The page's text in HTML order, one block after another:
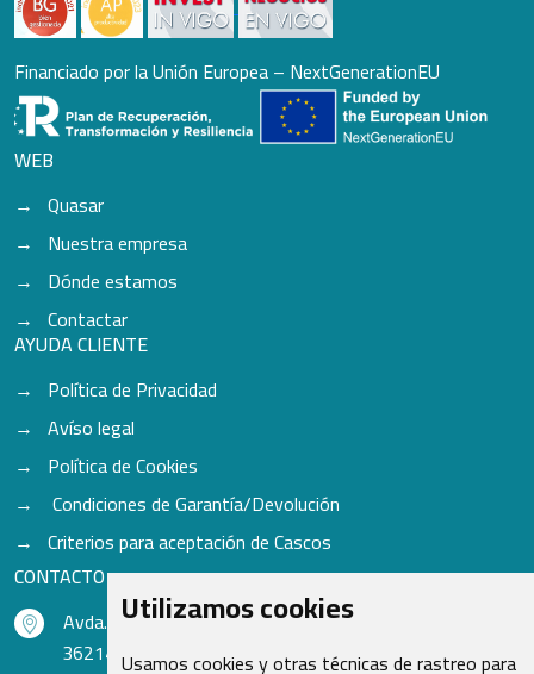
Utilizamos cookies
Usamos cookies y otras técnicas de rastreo para
Financiado por la Unión Europea – NextGenerationEU
WEB
Quasar
Nuestra empresa
Dónde estamos
Contactar
AYUDA CLIENTE
Política de Privacidad
Avíso legal
Política de Cookies
Condiciones de Garantía/Devolución
Criterios para aceptación de Cascos
CONTACTO
Avda. do Freixo - Sardoma, 13
36214 Vigo - Pontevedra - España